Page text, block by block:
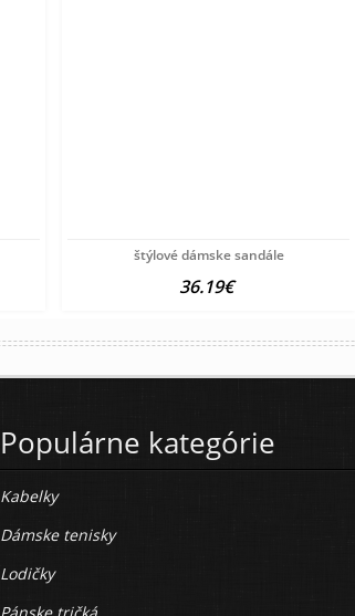
štýlové dámske sandále
36.19€
Populárne kategórie
Kabelky
Dámske tenisky
Lodičky